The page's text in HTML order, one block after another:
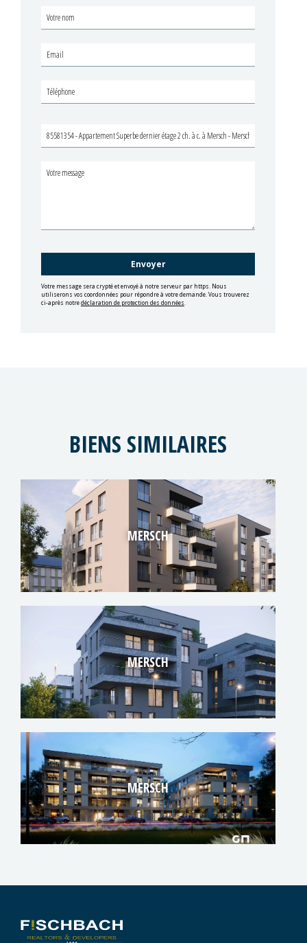
Votre message sera crypté et envoyé à notre serveur par https. Nous
utiliserons vos coordonnées pour répondre à votre demande. Vous trouverez
ci-après notredéclaration de protection des données
BIENS SIMILAIRES
MERSCH
MERSCH
MERSCH